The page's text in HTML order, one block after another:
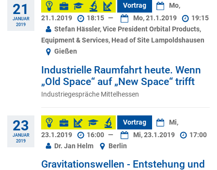
21
JANUAR
2019
Vortrag
Mo,
21.1.2019
18:15 — Mo, 21.1.2019
19:15
Stefan Hässler, Vice President Orbital Products,
Equipment & Services, Head of Site Lampoldshausen
Gießen
Industrielle Raumfahrt heute. Wenn
„Old Space“ auf „New Space“ trifft
Industriegespräche Mittelhessen
23
JANUAR
2019
Vortrag
Mi,
23.1.2019
16:00 — Mi, 23.1.2019
17:00
Dr. Jan Helm
Berlin
Gravitationswellen - Entstehung und